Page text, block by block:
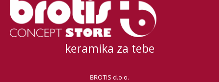
keramika za tebe
BROTIS d.o.o.